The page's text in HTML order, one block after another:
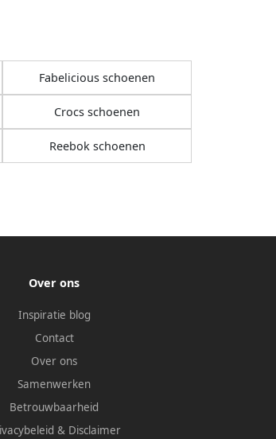
Fabelicious schoenen
Crocs schoenen
Reebok schoenen
Over ons
Inspiratie blog
Contact
Over ons
Samenwerken
Betrouwbaarheid
& Disclaimer